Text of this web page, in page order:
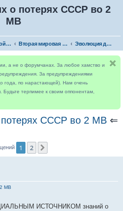
о потерях СССР во 2
МВ
Крупнейшие войны Вторая мировая война Эволюция данных о потерях СССР во 2 МВ
а не о форумчанах. За любое хамство и
За предупреждениями
года, по нарастающей). Нам очень
Будьте терпимее к своим оппонентам,
СССР во 2 МВ ⇐
1 2
МВ
ИСТОЧНИКОМ знаний о